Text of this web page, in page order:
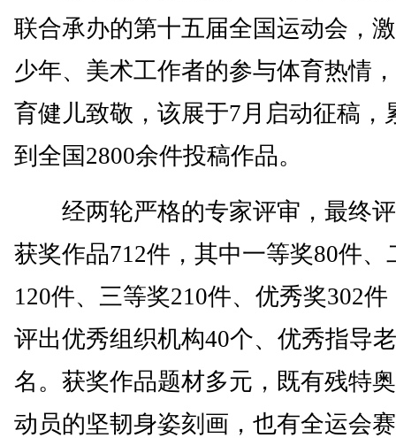
联合承办的第十五届全国运动会，
少年、美术工作者的参与体育热情
育健儿致敬，该展于7月启动征稿，
到全国2800余件投稿作品。
经两轮严格的专家评审，最终
获奖作品712件，其中一等奖80件、
120件、三等奖210件、优秀奖302件
评出优秀组织机构40个、优秀指导
名。获奖作品题材多元，既有残特
动员的坚韧身姿刻画，也有全运会